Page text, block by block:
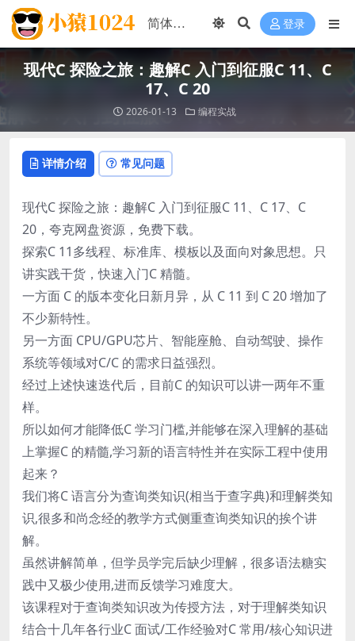
登录
现代C 探险之旅：趣解C 入门到征服C 11、C
17、C 20
2026-01-13 编程实战
详情介绍 常见问题
现代C 探险之旅：趣解C 入门到征服C 11、C 17、C
20，夸克网盘资源，免费下载。
探索C 11多线程、标准库、模板以及面向对象思想。只
讲实践干货，快速入门C 精髓。
一方面 C 的版本变化日新月异，从 C 11 到 C 20 增加了
不少新特性。
另一方面 CPU/GPU芯片、智能座舱、自动驾驶、操作
系统等领域对C/C 的需求日益强烈。
经过上述快速迭代后，目前C 的知识可以讲一两年不重
样。
所以如何才能降低C 学习门槛,并能够在深入理解的基础
上掌握C 的精髓,学习新的语言特性并在实际工程中使用
起来？
我们将C 语言分为查询类知识(相当于查字典)和理解类知
识,很多和尚念经的教学方式侧重查询类知识的挨个讲
解。
虽然讲解简单，但学员学完后缺少理解，很多语法糖实
践中又极少使用,进而反馈学习难度大。
该课程对于查询类知识改为传授方法，对于理解类知识
结合十几年各行业C 面试/工作经验对C 常用/核心知识进